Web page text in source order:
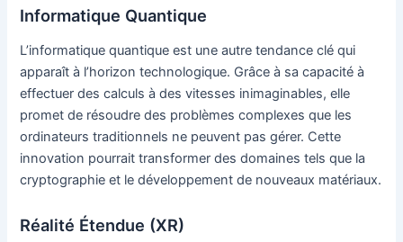
Informatique Quantique
L’informatique quantique est une autre tendance clé qui
apparaît à l’horizon technologique. Grâce à sa capacité à
effectuer des calculs à des vitesses inimaginables, elle
promet de résoudre des problèmes complexes que les
ordinateurs traditionnels ne peuvent pas gérer. Cette
innovation pourrait transformer des domaines tels que la
cryptographie et le développement de nouveaux matériaux.
Réalité Étendue (XR)